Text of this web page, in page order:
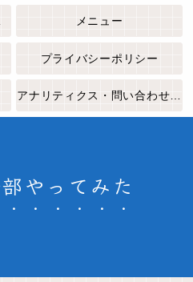
やってみた
た メニュー
プライバシーポリシー